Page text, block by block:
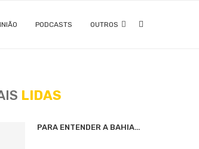
PODCASTS OUTROS
LIDAS
PARA ENTENDER A BAHIA…